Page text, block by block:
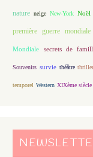
nature neige New-York Noël
première guerre mondiale
Mondiale secrets de
Souvenirs survie théâtre
temporel Western XIXème siècle